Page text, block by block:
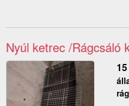
Nyúl ketrec /Rágcsáló